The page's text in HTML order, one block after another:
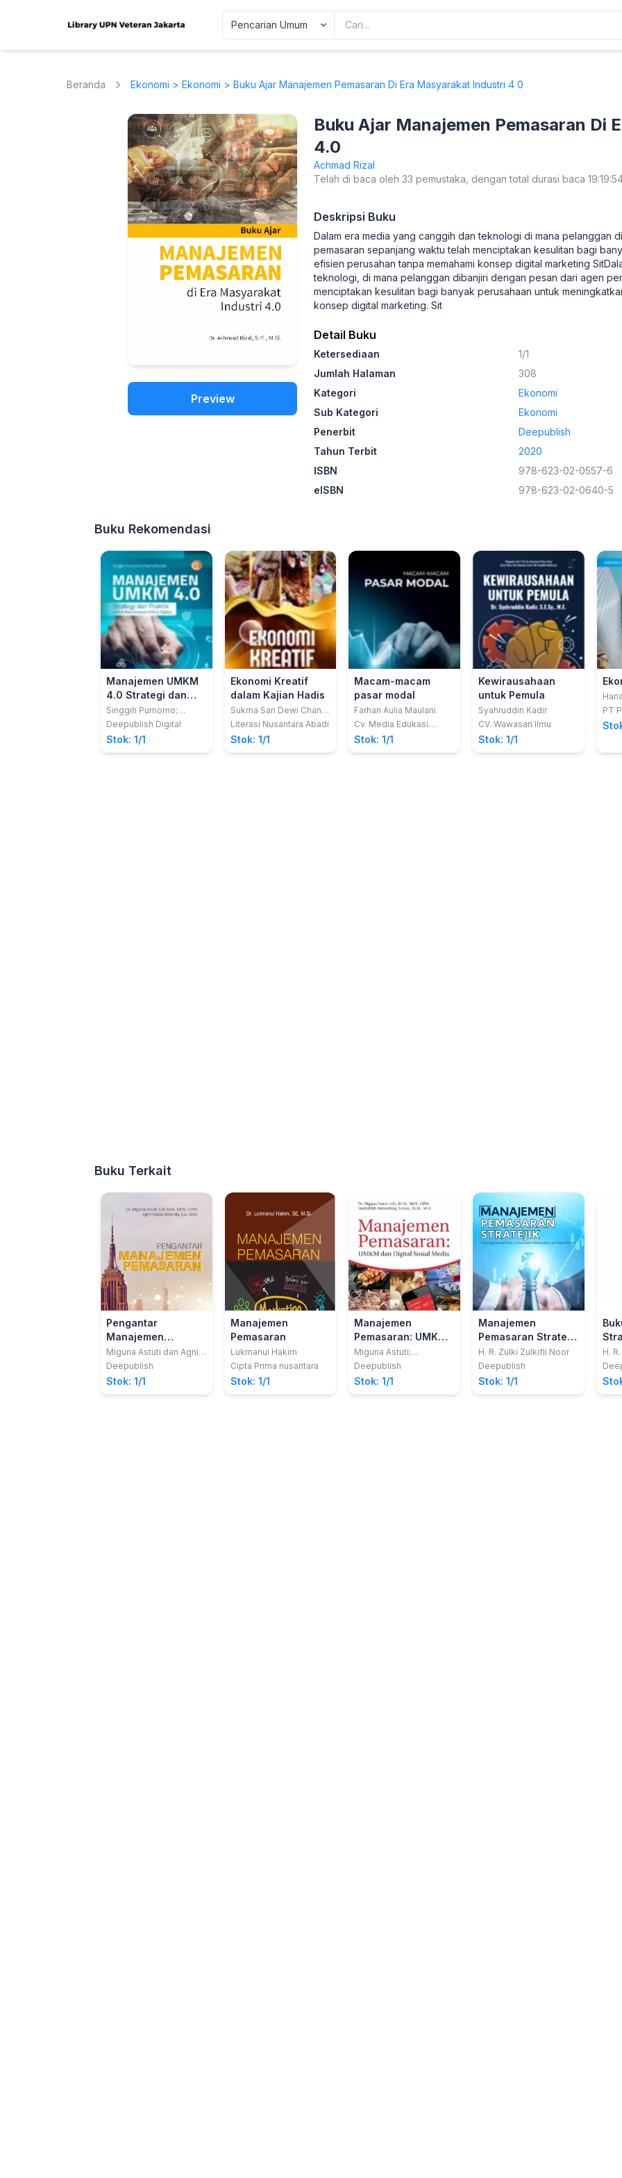
Beranda Ekonomi > Ekonomi > Buku Ajar Manajemen Pemasaran Di Era Masyarakat Industri 4 0
Preview
Buku Ajar Manajemen Pemasaran Di
4.0
Achmad Rizal
Telah di baca oleh 33 pemustaka, dengan total durasi baca
Deskripsi Buku
Dalam era media yang canggih dan teknologi di mana pelanggan
pemasaran sepanjang waktu telah menciptakan kesulitan bagi
efisien perusahan tanpa memahami konsep digital marketing
teknologi, di mana pelanggan dibanjiri dengan pesan dari agen
menciptakan kesulitan bagi banyak perusahaan untuk
konsep digital marketing. Sit
Detail Buku
Ketersediaan
1/1
Jumlah Halaman
308
Kategori
Ekonomi
Sub Kategori
Ekonomi
Penerbit
Deepublish
Tahun Terbit
2020
ISBN
978-623-02-0557-6
eISBN
978-623-02-0640-5
Buku Rekomendasi
Manajemen UMKM
4.0 Strategi dan
Praktik untuk
Kesuksesan di Era
Digital
Singgih Purnomo;
Nurmalitasari
Deepublish Digital
Stok: 1/1
Ekonomi Kreatif
dalam Kajian Hadis
Sukma Sari Dewi Chan,
S.Th.I., M.Ud.; Misfi Laili
Syamsiyah, M.E.
Literasi Nusantara Abadi
Stok: 1/1
Macam-macam
pasar modal
Farhan Aulia Maulani
Cv. Media Edukasi
Creative
Stok: 1/1
Kewirausahaan
untuk Pemula
Syahruddin Kadir
CV. Wawasan Ilmu
Stok: 1/1
Nia
PT
Buku Terkait
Pengantar
Manajemen
Pemasaran
Miguna Astuti dan Agni
Rizkita Amanda
Deepublish
Stok: 1/1
Manajemen
Pemasaran
Lukmanul Hakim
Cipta Prima nusantara
Stok: 1/1
Manajemen
Pemasaran: UMKM
Dan Digital Sosial
Media
Miguna Astuti;
Nurhafifah Matondang
Deepublish
Stok: 1/1
Manajemen
Pemasaran Stratejik
Dilengkapi Dengan
Kasuskasus Dalam
Bidang Bisnis Dan
Sektor Publik Tahun
H. R. Zulki Zulkifli Noor
Deepublish
Stok: 1/1
5.0
H.